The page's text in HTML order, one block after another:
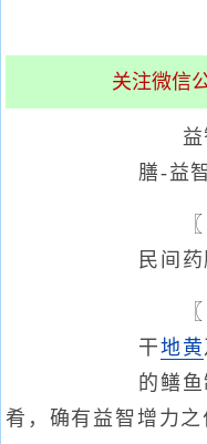
关注微信
益
膳-益
〖
民间
〖
干地黄
的鳝
肴，确有益智增力之